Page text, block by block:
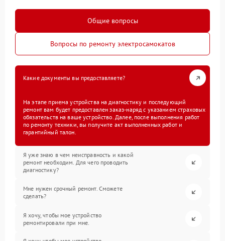
Общие вопросы
Вопросы по ремонту электросамокатов
Какие документы вы предоставляете?
На этапе приема устройства на диагностику и последующий
ремонт вам будет предоставлен заказ-наряд с указанием страховых
обязательств на ваше устройство. Далее, после выполнения работ
по ремонту техники, вы получите акт выполненных работ и
гарантийный талон.
Я уже знаю в чем неисправность и какой
ремонт необходим. Для чего проводить
диагностику?
Мне нужен срочный ремонт. Сможете
сделать?
Я хочу, чтобы мое устройство
ремонтировали при мне.